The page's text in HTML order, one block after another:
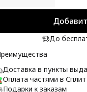
До
Доставка в пункты
Оплата частями в Сплит
Подарки к заказам